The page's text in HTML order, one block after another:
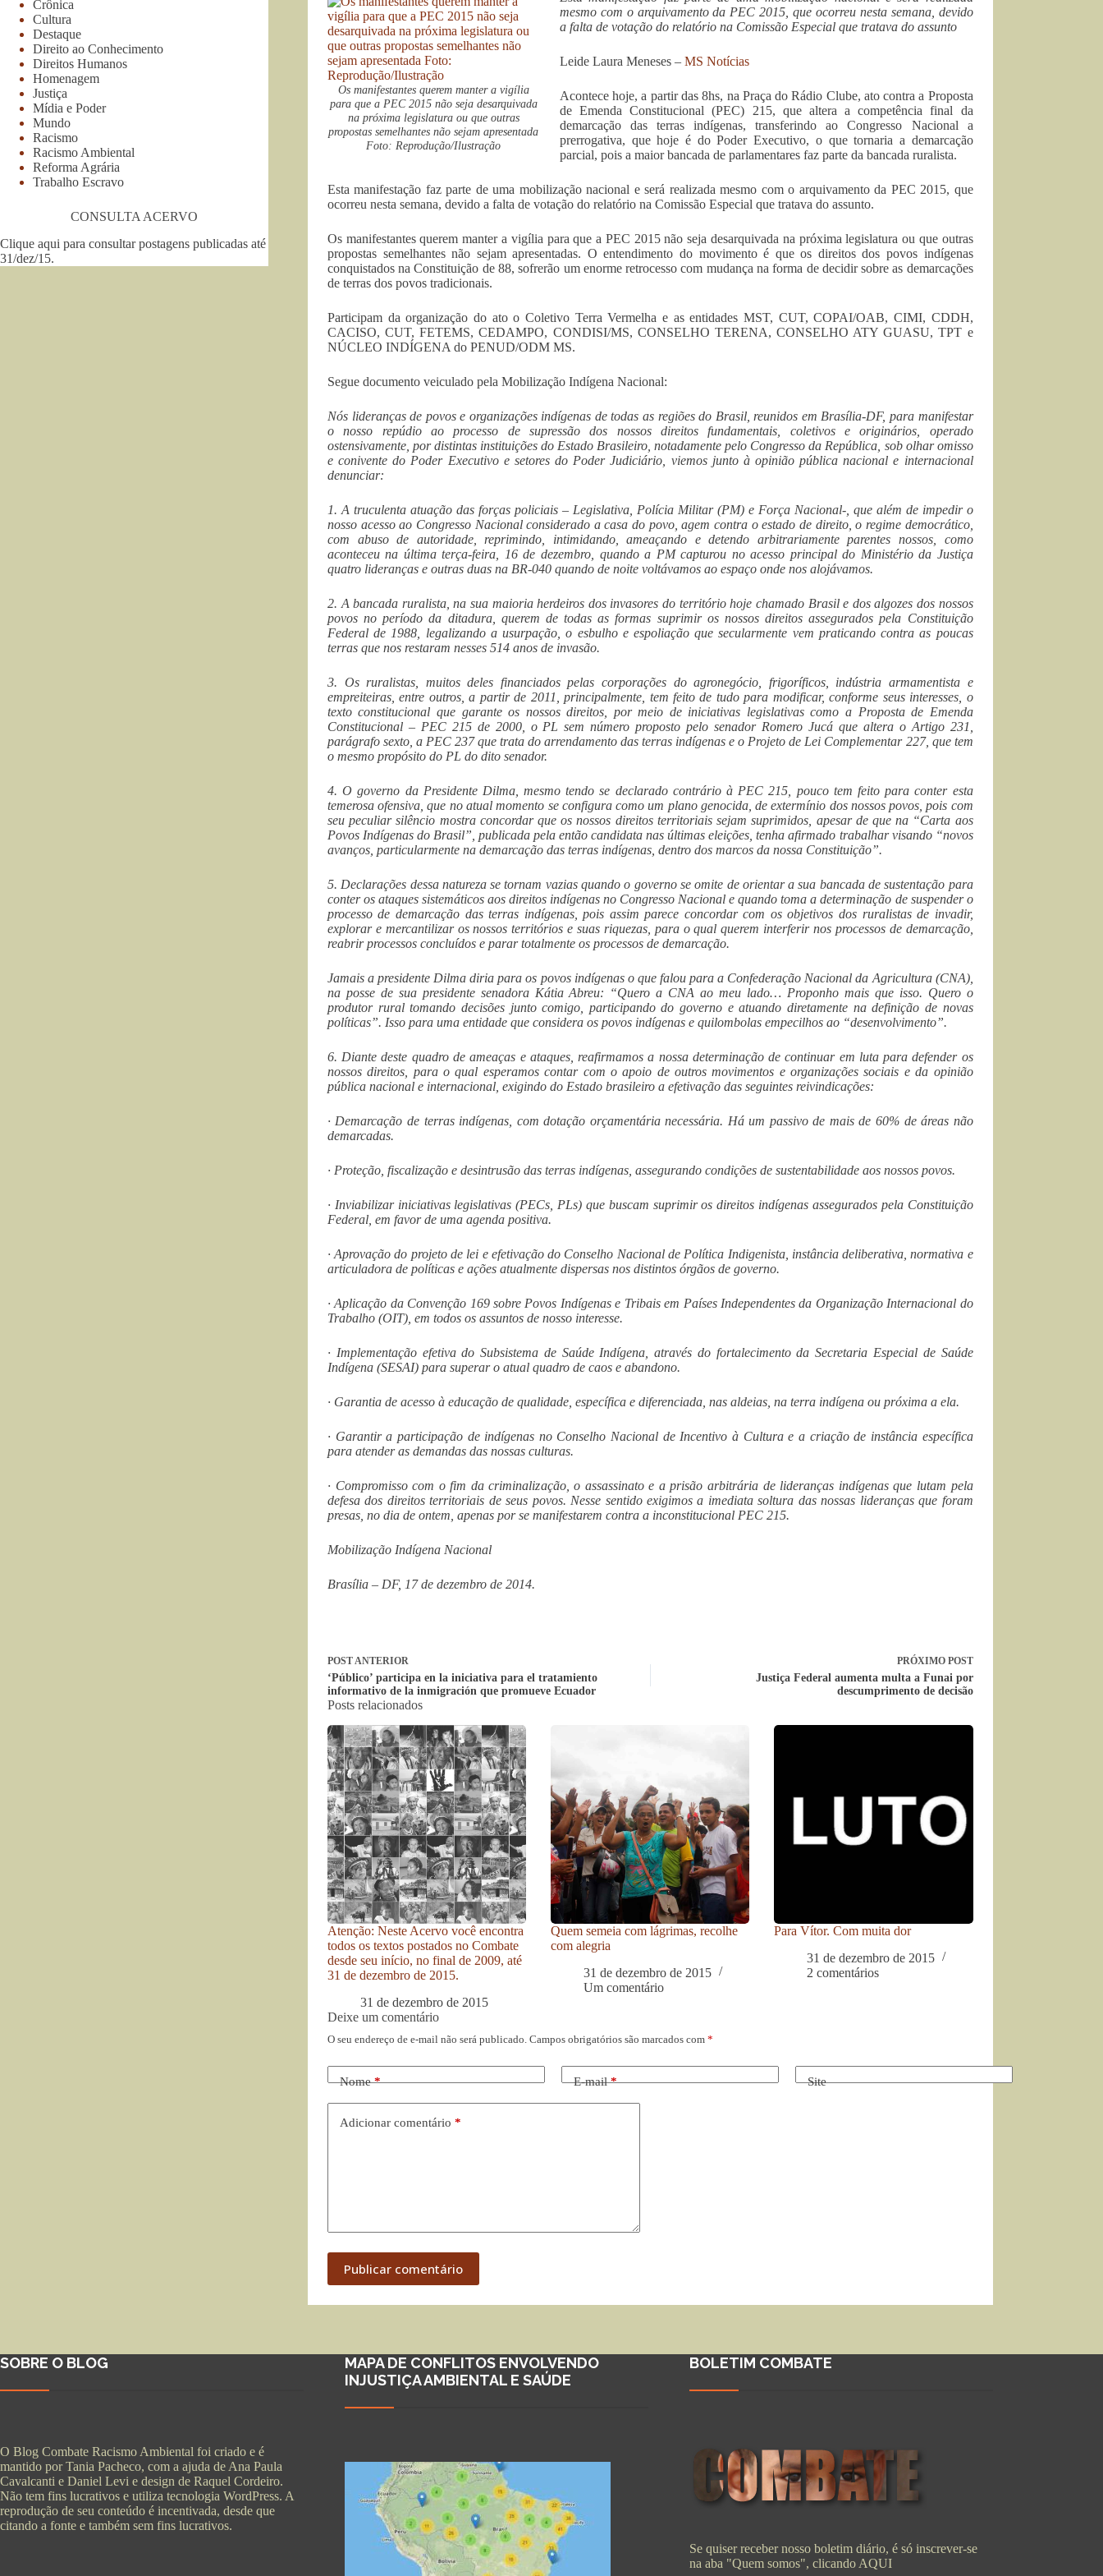
Os manifestantes querem manter a vigília
para que a PEC 2015 não seja desarquivada
na próxima legislatura ou que outras
propostas semelhantes não sejam apresentada
Foto: Reprodução/Ilustração
mesmo com o arquivamento da PEC 2015, que ocorreu nesta semana, devido
a falta de votação do relatório na Comissão Especial que tratava do assunto
Leide Laura Meneses – MS Notícias
Acontece hoje, a partir das 8hs, na Praça do Rádio Clube, ato contra a Proposta
de Emenda Constitucional (PEC) 215, que altera a competência final da
demarcação das terras indígenas, transferindo ao Congresso Nacional a
prerrogativa, que hoje é do Poder Executivo, o que tornaria a demarcação
parcial, pois a maior bancada de parlamentares faz parte da bancada ruralista.
Esta manifestação faz parte de uma mobilização nacional e será realizada mesmo com o arquivamento da PEC 2015, que
ocorreu nesta semana, devido a falta de votação do relatório na Comissão Especial que tratava do assunto.
Os manifestantes querem manter a vigília para que a PEC 2015 não seja desarquivada na próxima legislatura ou que outras
propostas semelhantes não sejam apresentadas. O entendimento do movimento é que os direitos dos povos indígenas
conquistados na Constituição de 88, sofrerão um enorme retrocesso com mudança na forma de decidir sobre as demarcações
de terras dos povos tradicionais.
Participam da organização do ato o Coletivo Terra Vermelha e as entidades MST, CUT, COPAI/OAB, CIMI, CDDH,
CACISO, CUT, FETEMS, CEDAMPO, CONDISI/MS, CONSELHO TERENA, CONSELHO ATY GUASU, TPT e
NÚCLEO INDÍGENA do PENUD/ODM MS.
Segue documento veiculado pela Mobilização Indígena Nacional:
Nós lideranças de povos e organizações indígenas de todas as regiões do Brasil, reunidos em Brasília-DF, para manifestar
o nosso repúdio ao processo de supressão dos nossos direitos fundamentais, coletivos e originários, operado
ostensivamente, por distintas instituições do Estado Brasileiro, notadamente pelo Congresso da República, sob olhar omisso
e conivente do Poder Executivo e setores do Poder Judiciário, viemos junto à opinião pública nacional e internacional
denunciar:
1. A truculenta atuação das forças policiais – Legislativa, Polícia Militar (PM) e Força Nacional-, que além de impedir o
nosso acesso ao Congresso Nacional considerado a casa do povo, agem contra o estado de direito, o regime democrático,
com abuso de autoridade, reprimindo, intimidando, ameaçando e detendo arbitrariamente parentes nossos, como
aconteceu na última terça-feira, 16 de dezembro, quando a PM capturou no acesso principal do Ministério da Justiça
quatro lideranças e outras duas na BR-040 quando de noite voltávamos ao espaço onde nos alojávamos.
2. A bancada ruralista, na sua maioria herdeiros dos invasores do território hoje chamado Brasil e dos algozes dos nossos
povos no período da ditadura, querem de todas as formas suprimir os nossos direitos assegurados pela Constituição
Federal de 1988, legalizando a usurpação, o esbulho e espoliação que secularmente vem praticando contra as poucas
terras que nos restaram nesses 514 anos de invasão.
3. Os ruralistas, muitos deles financiados pelas corporações do agronegócio, frigoríficos, indústria armamentista e
empreiteiras, entre outros, a partir de 2011, principalmente, tem feito de tudo para modificar, conforme seus interesses, o
texto constitucional que garante os nossos direitos, por meio de iniciativas legislativas como a Proposta de Emenda
Constitucional – PEC 215 de 2000, o PL sem número proposto pelo senador Romero Jucá que altera o Artigo 231,
parágrafo sexto, a PEC 237 que trata do arrendamento das terras indígenas e o Projeto de Lei Complementar 227, que tem
o mesmo propósito do PL do dito senador.
4. O governo da Presidente Dilma, mesmo tendo se declarado contrário à PEC 215, pouco tem feito para conter esta
temerosa ofensiva, que no atual momento se configura como um plano genocida, de extermínio dos nossos povos, pois com
seu peculiar silêncio mostra concordar que os nossos direitos territoriais sejam suprimidos, apesar de que na “Carta aos
Povos Indígenas do Brasil”, publicada pela então candidata nas últimas eleições, tenha afirmado trabalhar visando “novos
avanços, particularmente na demarcação das terras indígenas, dentro dos marcos da nossa Constituição”.
5. Declarações dessa natureza se tornam vazias quando o governo se omite de orientar a sua bancada de sustentação para
conter os ataques sistemáticos aos direitos indígenas no Congresso Nacional e quando toma a determinação de suspender o
processo de demarcação das terras indígenas, pois assim parece concordar com os objetivos dos ruralistas de invadir,
explorar e mercantilizar os nossos territórios e suas riquezas, para o qual querem interferir nos processos de demarcação,
reabrir processos concluídos e parar totalmente os processos de demarcação.
Jamais a presidente Dilma diria para os povos indígenas o que falou para a Confederação Nacional da Agricultura (CNA),
na posse de sua presidente senadora Kátia Abreu: “Quero a CNA ao meu lado… Proponho mais que isso. Quero o
produtor rural tomando decisões junto comigo, participando do governo e atuando diretamente na definição de novas
políticas”. Isso para uma entidade que considera os povos indígenas e quilombolas empecilhos ao “desenvolvimento”.
6. Diante deste quadro de ameaças e ataques, reafirmamos a nossa determinação de continuar em luta para defender os
nossos direitos, para o qual esperamos contar com o apoio de outros movimentos e organizações sociais e da opinião
pública nacional e internacional, exigindo do Estado brasileiro a efetivação das seguintes reivindicações:
· Demarcação de terras indígenas, com dotação orçamentária necessária. Há um passivo de mais de 60% de áreas não
demarcadas.
· Proteção, fiscalização e desintrusão das terras indígenas, assegurando condições de sustentabilidade aos nossos povos.
· Inviabilizar iniciativas legislativas (PECs, PLs) que buscam suprimir os direitos indígenas assegurados pela Constituição
Federal, em favor de uma agenda positiva.
· Aprovação do projeto de lei e efetivação do Conselho Nacional de Política Indigenista, instância deliberativa, normativa e
articuladora de políticas e ações atualmente dispersas nos distintos órgãos de governo.
· Aplicação da Convenção 169 sobre Povos Indígenas e Tribais em Países Independentes da Organização Internacional do
Trabalho (OIT), em todos os assuntos de nosso interesse.
· Implementação efetiva do Subsistema de Saúde Indígena, através do fortalecimento da Secretaria Especial de Saúde
Indígena (SESAI) para superar o atual quadro de caos e abandono.
· Garantia de acesso à educação de qualidade, específica e diferenciada, nas aldeias, na terra indígena ou próxima a ela.
· Garantir a participação de indígenas no Conselho Nacional de Incentivo à Cultura e a criação de instância específica
para atender as demandas das nossas culturas.
· Compromisso com o fim da criminalização, o assassinato e a prisão arbitrária de lideranças indígenas que lutam pela
defesa dos direitos territoriais de seus povos. Nesse sentido exigimos a imediata soltura das nossas lideranças que foram
presas, no dia de ontem, apenas por se manifestarem contra a inconstitucional PEC 215.
Mobilização Indígena Nacional
Brasília – DF, 17 de dezembro de 2014.
POSTANTERIOR
‘Público’ participa en la iniciativa para el tratamiento
informativo de la inmigración que promueve Ecuador
PRÓXIMO POST
Justiça Federal aumenta multa a Funai por
descumprimento de decisão
Posts relacionados
Atenção: Neste Acervo você encontra
todos os textos postados no Combate
desde seu início, no final de 2009, até
31 de dezembro de 2015.
31 de dezembro de 2015
Quem semeia com lágrimas, recolhe
com alegria
31 de dezembro de 2015
Um comentário
Para Vítor. Com muita dor
31 de dezembro de 2015
2 comentários
Deixe um comentário
O seu endereço de e-mail não será publicado. Campos obrigatórios são marcados com *
Nome* E-mail* Site
Adicionar comentário *
Publicar comentário
Crônica
Cultura
Destaque
Direito ao Conhecimento
Direitos Humanos
Homenagem
Justiça
Mídia e Poder
Mundo
Racismo
Racismo Ambiental
Reforma Agrária
Trabalho Escravo
CONSULTA ACERVO
Clique aqui para consultar postagens publicadas até
31/dez/15.
SOBRE O BLOG
O Blog Combate Racismo Ambiental foi criado e é
mantido por Tania Pacheco, com a ajuda de Ana Paula
Cavalcanti e Daniel Levi e design de Raquel Cordeiro.
Não tem fins lucrativos e utiliza tecnologia WordPress. A
reprodução de seu conteúdo é incentivada, desde que
citando a fonte e também sem fins lucrativos.
MAPA DE CONFLITOS ENVOLVENDO
INJUSTIÇA AMBIENTAL E SAÚDE
BOLETIM COMBATE
Se quiser receber nosso boletim diário, é só inscrever-se
na aba "Quem somos", clicando AQUI